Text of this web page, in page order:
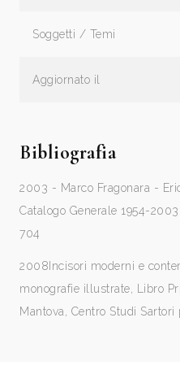
Soggetti / Temi
Aggiornato il
Bibliografia
2003 - Marco Fragonara -
Catalogo Generale 1954-
704
2008Incisori moderni e
monografie illustrate, Libro
Mantova, Centro Studi